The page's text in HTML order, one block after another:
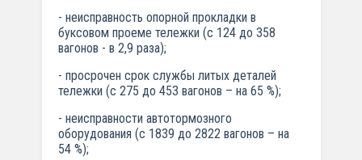
- неисправность опорной прокладки в
буксовом проеме тележки (с 124 до 358
вагонов - в 2,9 раза);
- просрочен срок службы литых деталей
тележки (с 275 до 453 вагонов – на 65 %);
- неисправности автотормозного
оборудования (с 1839 до 2822 вагонов – на
54 %);